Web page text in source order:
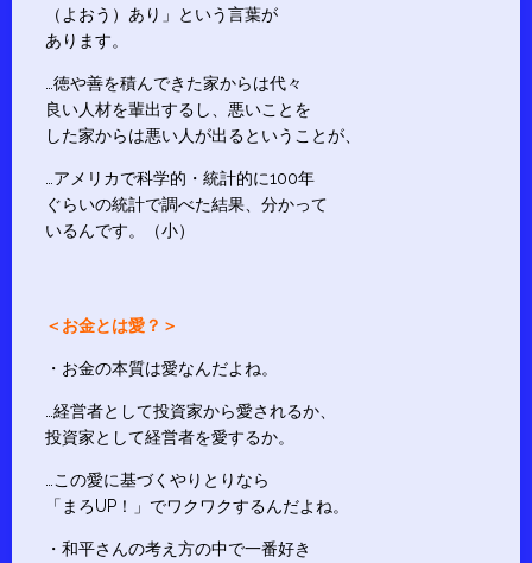
（よおう）あり」という言葉が
あります。
…徳や善を積んできた家からは代々
良い人材を輩出するし、悪いことを
した家からは悪い人が出るということが、
…アメリカで科学的・統計的に100年
ぐらいの統計で調べた結果、分かって
いるんです。（小）
＜お金とは愛？＞
・お金の本質は愛なんだよね。
…経営者として投資家から愛されるか、
投資家として経営者を愛するか。
…この愛に基づくやりとりなら
「まろUP！」でワクワクするんだよね。
・和平さんの考え方の中で一番好き